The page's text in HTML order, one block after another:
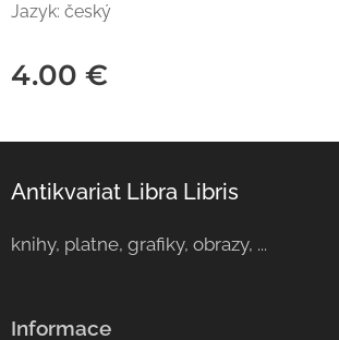
Jazyk: český
4.00 €
Antikvariat Libra Libris
knihy, platne, grafiky, obrazy, ...
Informace